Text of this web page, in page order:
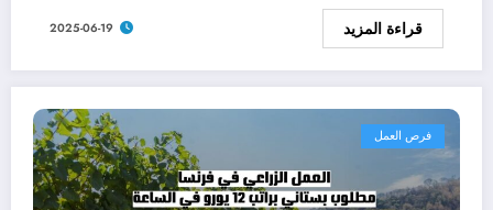
قراءة المزيد 2025-06-19
فرص العمل